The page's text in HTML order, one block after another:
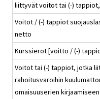
liittyvät voitot tai (-)
Voitot / (-) tappiot
netto
Kurssierot [voitto / (-)
Voitot tai (-) tappiot, jotka
rahoitusvaroihin
omaisuuserien